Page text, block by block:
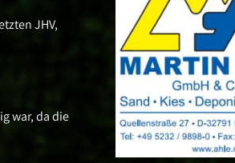
JHV,
war, da die